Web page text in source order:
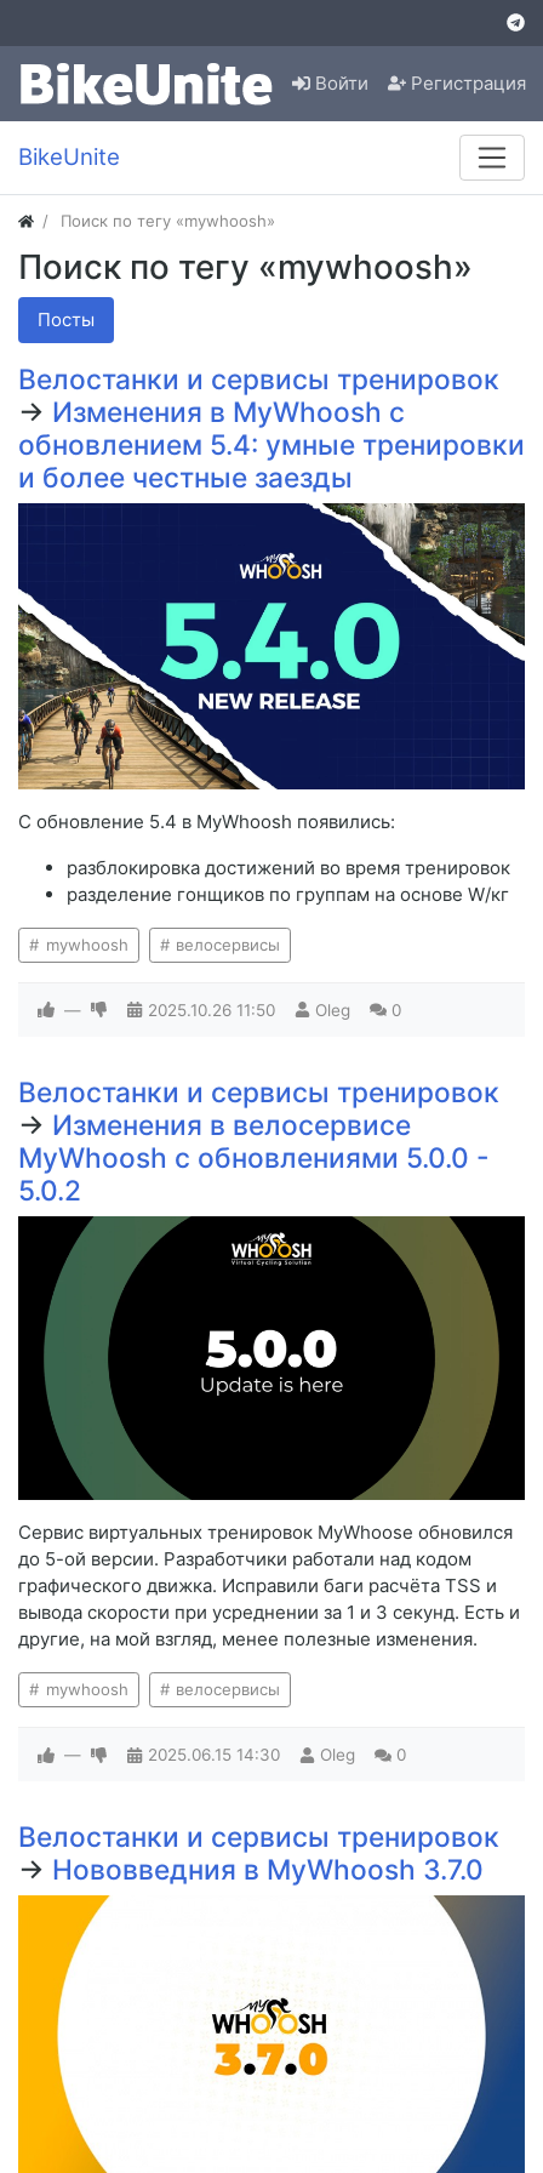
Войти Регистрация
BikeUnite
Поиск по тегу «mywhoosh»
Поиск по тегу «mywhoosh»
Посты
Велостанки и сервисы тренировок
→ Изменения в MyWhoosh с
обновлением 5.4: умные тренировки
и более честные заезды
С обновление 5.4 в MyWhoosh появились:
разблокировка достижений во время тренировок
разделение гонщиков по группам на основе W/кг
mywhoosh велосервисы
— 2025.10.26 11:50 Oleg 0
Велостанки и сервисы тренировок
→ Изменения в велосервисе
MyWhoosh с обновлениями 5.0.0 -
5.0.2
Сервис виртуальных тренировок MyWhoose обновился
до 5-ой версии. Разработчики работали над кодом
графического движка. Исправили баги расчёта TSS и
вывода скорости при усреднении за 1 и 3 секунд. Есть и
другие, на мой взгляд, менее полезные изменения.
mywhoosh велосервисы
— 2025.06.15 14:30 Oleg 0
Велостанки и сервисы тренировок
→ Нововведния в MyWhoosh 3.7.0